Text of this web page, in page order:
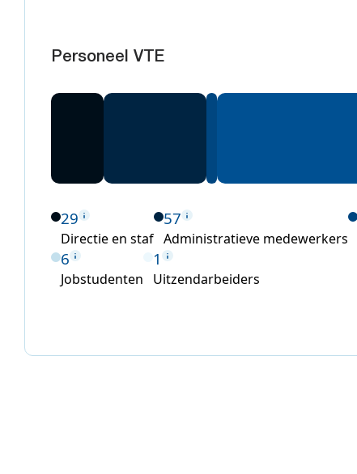
Personeel VTE
29
Directie en staf
57
Administratieve medewerkers
6
Jobstudenten
1
Uitzendarbeiders